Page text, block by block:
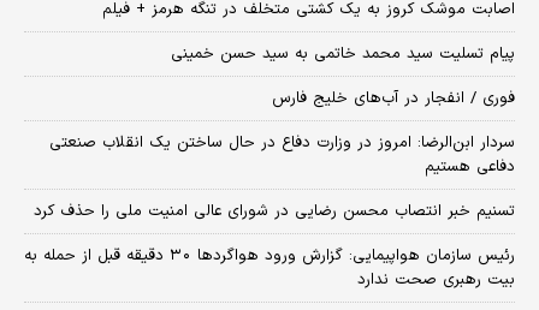
اصابت موشک کروز به یک کشتی متخلف در تنگه هرمز + فیلم
پیام تسلیت سید محمد خاتمی به سید حسن خمینی
فوری / انفجار در آب‌های خلیج فارس
سردار ابن‌الرضا: امروز در وزارت دفاع در حال ساختن یک انقلاب صنعتی
دفاعی هستیم
تسنیم خبر انتصاب محسن رضایی در شورای عالی امنیت ملی را حذف کرد
رئیس سازمان هواپیمایی: گزارش ورود هواگردها ٣٠ دقیقه قبل از حمله به
بیت رهبری صحت ندارد